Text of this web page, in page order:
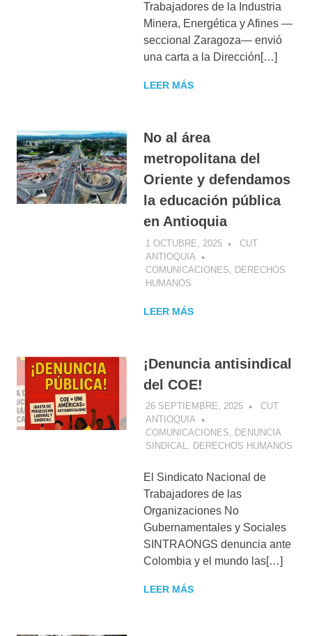
Trabajadores de la Industria
Minera, Energética y Afines —
seccional Zaragoza— envió
una carta a la Dirección[…]
LEER MÁS
No al área
metropolitana del
Oriente y defendamos
la educación pública
en Antioquia
1 OCTUBRE, 2025
CUT
ANTIOQUIA
COMUNICACIONES
DERECHOS
HUMANOS
LEER MÁS
¡Denuncia antisindical
del COE!
26 SEPTIEMBRE, 2025
CUT
ANTIOQUIA
COMUNICACIONES, DENUNCIA
SINDICAL, DERECHOS HUMANOS
El Sindicato Nacional de
Trabajadores de las
Organizaciones No
Gubernamentales y Sociales
SINTRAONGS denuncia ante
Colombia y el mundo las[…]
LEER MÁS